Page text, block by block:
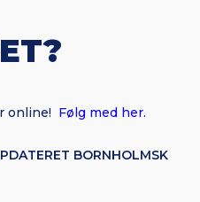
online! Følg med her.
BORNHOLMSK